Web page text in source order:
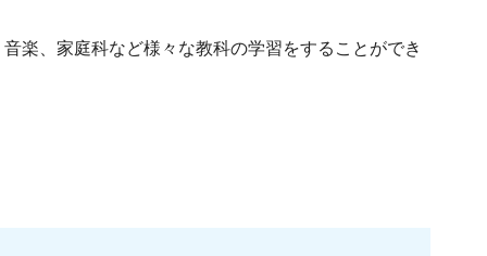
楽、家庭科など様々な教科の学習をすることができ